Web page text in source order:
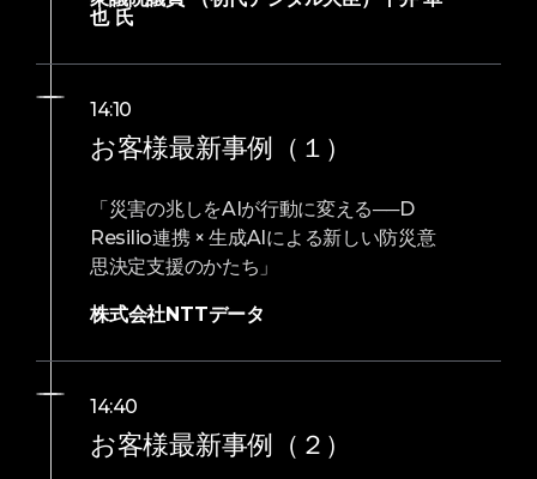
也 氏
14:10
お客様最新事例（１）
「災害の兆しをAIが行動に変える──D
Resilio連携 × 生成AIによる新しい防災意
思決定支援のかたち」
株式会社NTTデータ
14:40
お客様最新事例（２）